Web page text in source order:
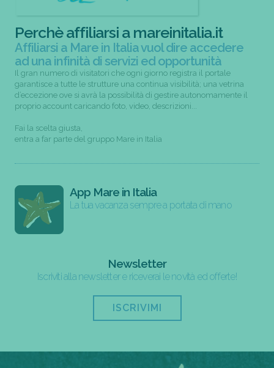
Perchè affiliarsi a mareinitalia.it
Affiliarsi a Mare in Italia vuol dire accedere
ad una infinità di servizi ed opportunità
Il gran numero di visitatori che ogni giorno registra il portale
garantisce a tutte le strutture una continua visibilità; una vetrina
d’eccezione ove si avrà la possibilità di gestire autonomamente il
proprio account caricando foto, video, descrizioni...
Fai la scelta giusta,
entra a far parte del gruppo Mare in Italia
App Mare in Italia
La tua vacanza sempre a portata di mano
Newsletter
Iscriviti alla newsletter e riceverai le novità ed offerte!
ISCRIVIMI